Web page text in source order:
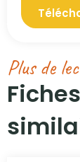
Plus de